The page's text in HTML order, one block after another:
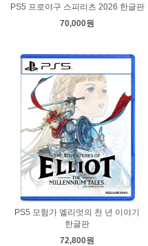
PS5 프로야구 스피리츠 2026 한글판
70,000원
PS5 모험가 엘리엇의 천 년 이야기
한글판
72,800원